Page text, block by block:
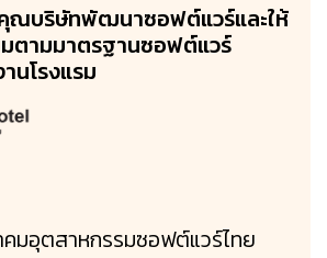
คุณบริษัทพัฒนาซอฟต์แวร์และให้
ตามมาตรฐานซอฟต์แวร์
นโรงแรม
มอุตสาหกรรมซอฟต์แวร์ไทย